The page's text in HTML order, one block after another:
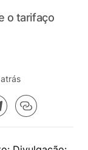
o tarifaço